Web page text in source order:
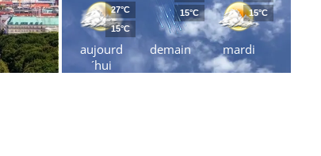
aujourd
´hui
27°C
15°C
demain
15°C
mardi
15°C